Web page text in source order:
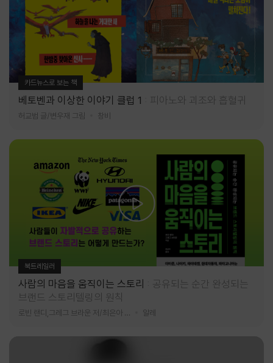
카드뉴스로 보는 책
베토벤과 이상한 이야기 클럽 1 피아노와 괴조와 흡혈귀
허교범 글/변우재 그림 창비
북트레일러
사람의 마음을 움직이는 스토리
공유되는 순간 완성되는
브랜드 스토리텔링의 원칙
알레